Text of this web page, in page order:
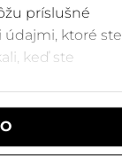
príslušné
ktoré ste
keď ste